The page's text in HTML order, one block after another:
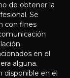
de obtener la
Se
con fines
en el
alguna.
disponible en el